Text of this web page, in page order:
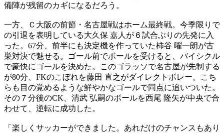
備陣が残留のカギになるだろう。
一方、Ｃ大阪の前節・名古屋戦はホーム最終戦。今季限りで
の引退を表明している大久保 嘉人が６試合ぶりの先発に入
った。67分、前半にも決定機を作っていた柿谷 曜一朗が古
巣対決で魅せる。ゴール前でボールを受けると、バイシクル
で豪快にゴールを決めた。このゴラッソで名古屋が先制する
が80分、FKのこぼれを藤田 直之がダイレクトボレー。こち
らも目の覚めるような鮮やかなゴールで同点に追いついた。
その７分後のCK、清武 弘嗣のボールを西尾 隆矢が中央で合
わせて、逆転に成功した。
「楽しくサッカーができました。あれだけのチャンスもあり